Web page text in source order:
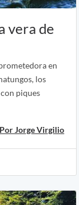
vera de
en
los
piques
Por Jorge Virgilio